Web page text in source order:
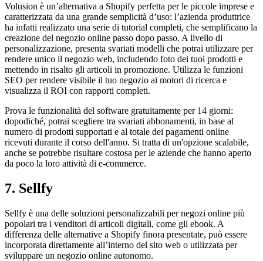
Volusion è un’alternativa a Shopify perfetta per le piccole imprese e
caratterizzata da una grande semplicità d’uso: l’azienda produttrice
ha infatti realizzato una serie di tutorial completi, che semplificano la
creazione del negozio online passo dopo passo. A livello di
personalizzazione, presenta svariati modelli che potrai utilizzare per
rendere unico il negozio web, includendo foto dei tuoi prodotti e
mettendo in risalto gli articoli in promozione. Utilizza le funzioni
SEO per rendere visibile il tuo negozio ai motori di ricerca e
visualizza il ROI con rapporti completi.
Prova le funzionalità del software gratuitamente per 14 giorni:
dopodiché, potrai scegliere tra svariati abbonamenti, in base al
numero di prodotti supportati e al totale dei pagamenti online
ricevuti durante il corso dell'anno. Si tratta di un'opzione scalabile,
anche se potrebbe risultare costosa per le aziende che hanno aperto
da poco la loro attività di e-commerce.
7. Sellfy
Sellfy è una delle soluzioni personalizzabili per negozi online più
popolari tra i venditori di articoli digitali, come gli ebook. A
differenza delle alternative a Shopify finora presentate, può essere
incorporata direttamente all’interno del sito web o utilizzata per
sviluppare un negozio online autonomo.